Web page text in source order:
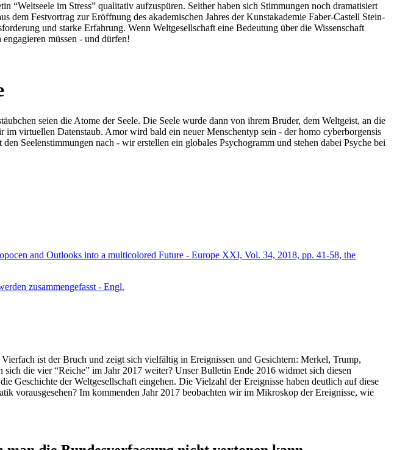
im Stress” qualitativ aufzuspüren. Seither haben sich Stimmungen noch dramatisiert
Festvortrag zur Eröffnung des akademischen Jahres der Kunstakademie Faber-Castell Stein-
und starke Erfahrung. Wenn Weltgesellschaft eine Bedeutung über die Wissenschaft
müssen - und dürfen!
seien die Atome der Seele. Die Seele wurde dann von ihrem Bruder, dem Weltgeist, an die
virtuellen Datenstaub. Amor wird bald ein neuer Menschentyp sein - der homo cyberborgensis
Seelenstimmungen nach - wir erstellen ein globales Psychogramm und stehen dabei Psyche bei
and Outlooks into a multicolored Future - Europe XXI, Vol. 34, 2018, pp. 41-58, the
zusammengefasst - Engl.
ist der Bruch und zeigt sich vielfältig in Ereignissen und Gesichtern: Merkel, Trump,
die vier “Reiche” im Jahr 2017 weiter? Unser Bulletin Ende 2016 widmet sich diesen
Geschichte der Weltgesellschaft eingehen. Die Vielzahl der Ereignisse haben deutlich auf diese
vorausgesehen? Im kommenden Jahr 2017 beobachten wir im Mikroskop der Ereignisse, wie